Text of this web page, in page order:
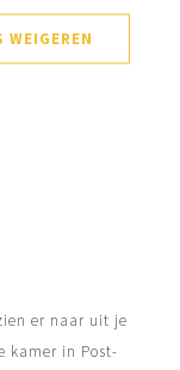
er naar uit je
kamer in Post-
WEIGEREN